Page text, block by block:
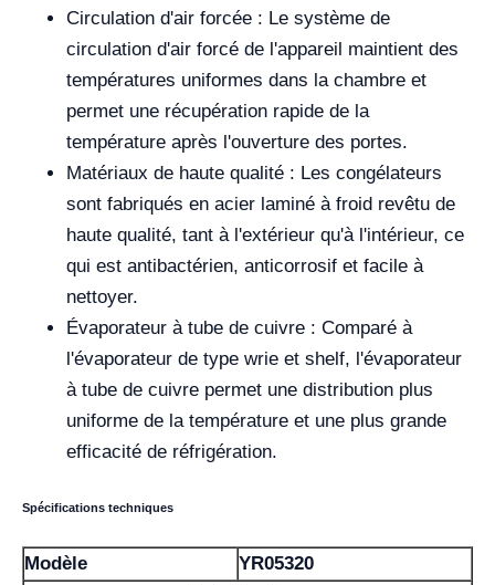
Circulation d'air forcée : Le système de
circulation d'air forcé de l'appareil maintient des
températures uniformes dans la chambre et
permet une récupération rapide de la
température après l'ouverture des portes.
Matériaux de haute qualité : Les congélateurs
sont fabriqués en acier laminé à froid revêtu de
haute qualité, tant à l'extérieur qu'à l'intérieur, ce
qui est antibactérien, anticorrosif et facile à
nettoyer.
Évaporateur à tube de cuivre : Comparé à
l'évaporateur de type wrie et shelf, l'évaporateur
à tube de cuivre permet une distribution plus
uniforme de la température et une plus grande
efficacité de réfrigération.
Spécifications techniques
Modèle
YR05320